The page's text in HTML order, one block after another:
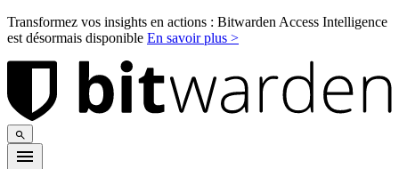
Transformez vos insights en actions : Bitwarden Access Intelligence
est désormais disponible En savoir plus >